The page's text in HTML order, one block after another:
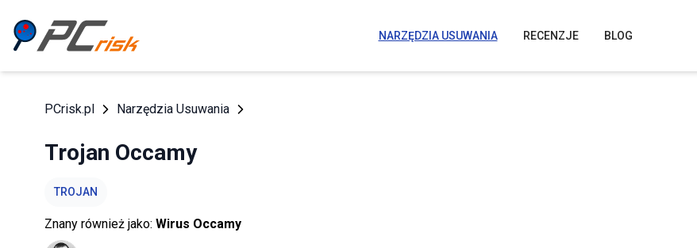
NARZĘDZIA USUWANIA RECENZJE BLOG
PCrisk.pl Narzędzia Usuwania
Trojan Occamy
TROJAN
Znany również jako: Wirus Occamy